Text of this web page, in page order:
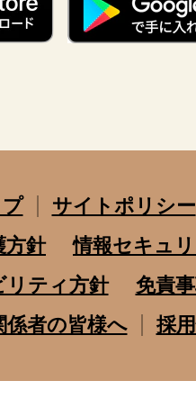
サイトポリシー
方針
情報セキュ
リティ方針
免責
係者の皆様へ
採